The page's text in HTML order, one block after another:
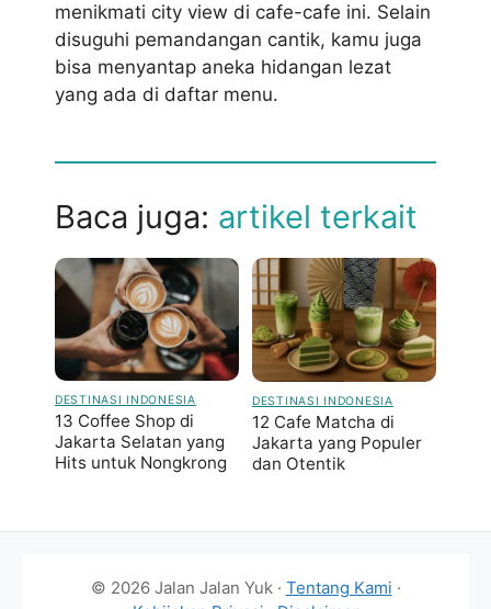
menikmati city view di cafe-cafe ini. Selain
disuguhi pemandangan cantik, kamu juga
bisa menyantap aneka hidangan lezat
yang ada di daftar menu.
Baca juga: artikel terkait
DESTINASI INDONESIA
13 Coffee Shop di
Jakarta Selatan yang
Hits untuk Nongkrong
DESTINASI INDONESIA
12 Cafe Matcha di
Jakarta yang Populer
dan Otentik
© 2026 Jalan Jalan Yuk · Tentang Kami ·